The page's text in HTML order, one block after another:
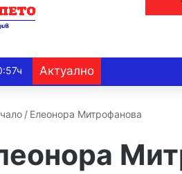
Актуално
/ Елеонора Митрофанова